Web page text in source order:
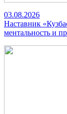
03.08.2026
Наставник
ментальность и